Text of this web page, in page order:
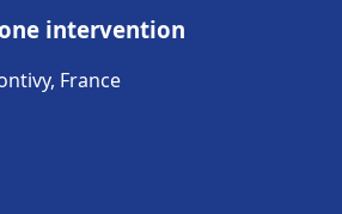
intervention
France